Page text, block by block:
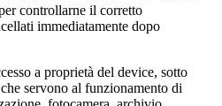
controllarne il corretto
immediatamente dopo
a proprietà del device, sotto
servono al funzionamento di